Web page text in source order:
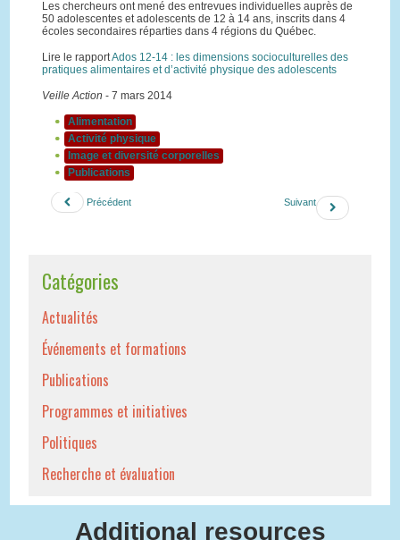
Les chercheurs ont mené des entrevues individuelles auprès de
50 adolescentes et adolescents de 12 à 14 ans, inscrits dans 4
écoles secondaires réparties dans 4 régions du Québec.
Lire le rapportAdos 12-14 : les dimensions socioculturelles des
pratiques alimentaires et d’activité physique des adolescents
Veille Action - 7 mars 2014
Alimentation
Activité physique
Image et diversité corporelles
Publications
Précédent Suivant
Catégories
Actualités
Événements et formations
Publications
Programmes et initiatives
Politiques
Recherche et évaluation
Additional resources